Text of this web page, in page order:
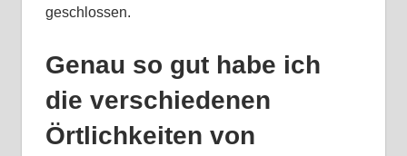
geschlossen.
Genau so gut habe ich
die verschiedenen
Örtlichkeiten von